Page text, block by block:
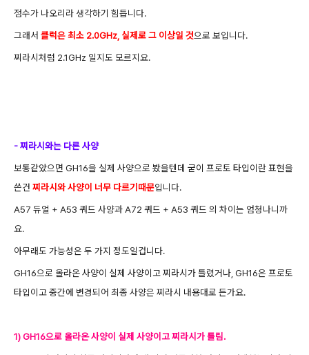
점수가 나오리라 생각하기 힘듭니다.
그래서 클럭은 최소 2.0GHz, 실제로 그 이상일 것으로 보입니다.
찌라시처럼 2.1GHz 일지도 모르지요.
- 찌라시와는 다른 사양
보통같았으면 GH16을 실제 사양으로 봤을텐데 굳이 프로토 타입이란 표현을
쓴건 찌라시와 사양이 너무 다르기때문입니다.
A57 듀얼 + A53 쿼드 사양과 A72 쿼드 + A53 쿼드 의 차이는 엄청나니까
요.
아무래도 가능성은 두 가지 정도일겁니다.
GH16으로 올라온 사양이 실제 사양이고 찌라시가 틀렸거나, GH16은 프로토
타입이고 중간에 변경되어 최종 사양은 찌라시 내용대로 든가요.
1) GH16으로 올라온 사양이 실제 사양이고 찌라시가 틀림.